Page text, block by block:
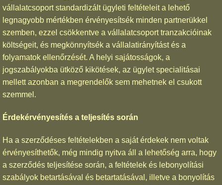
vállalatcsoport standardizált ügyleti feltételeit a lehető
legnagyobb mértékben érvényesítsék minden partnerükkel
szemben, ezzel csökkentve a vállalatcsoport tranzakcióinak
költségeit, és megkönnyítsék a vállalatirányítást és a
folyamatok ellenőrzését. A helyi sajátosságok, a
jogszabályokba ütköző kikötések, az ügylet specialitásai
mellett azonban a megrendelők sem mehetnek el csukott
szemmel.
Érdekérvényesítés a teljesítés során
Ha a szerződéses feltételekben a saját érdekek nem voltak
érvényesíthetők, még mindig nyitva áll a lehetőség arra, hogy
a szerződés teljesítése során, a feltételek és lebonyolítási
szabályok betartásával és betartatásával, illetve a bonyolítás